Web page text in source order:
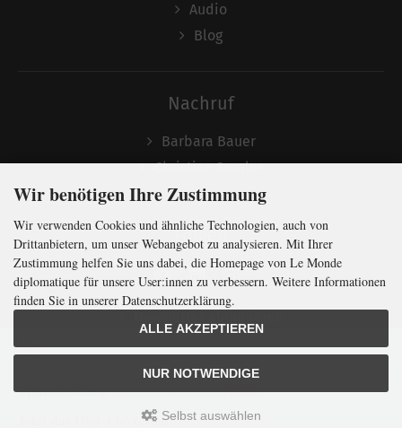
mit der weltweitgrößten
MonatszeitungfürinternationalePolitik
Jetzt das Digi-Abo testen:
Audio
Blog
Nachruf
Barbara Bauer
Christian Semler
Folgen
LMd © 2026 | Template © 2009-2026 bymodified eCommerce Shopsoftware
Wir benötigen Ihre Zustimmung
Wir verwenden Cookies und ähnliche Technologien, auch von
Drittanbietern, um unser Webangebot zu analysieren. Mit Ihrer
Zustimmung helfen Sie uns dabei, die Homepage von Le Monde
diplomatique für unsere User:innen zu verbessern. Weitere Informationen
finden Sie in unserer Datenschutzerklärung.
ALLE AKZEPTIEREN
NUR NOTWENDIGE
Selbst auswählen